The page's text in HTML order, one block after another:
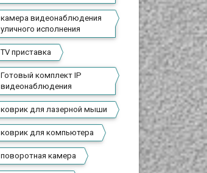
камера видеонаблюдения
уличного исполнения
TV приставка
Готовый комплект IP
видеонаблюдения
коврик для лазерной мыши
коврик для компьютера
поворотная камера